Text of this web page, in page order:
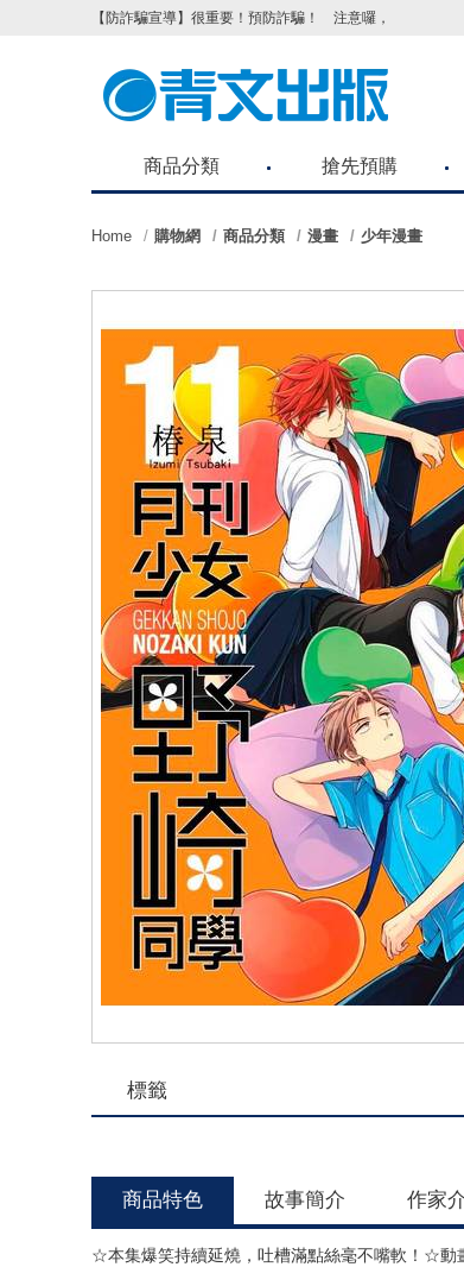
【防詐騙宣導】很重要！預防詐騙！ 注意囉，不要被騙
商品分類 搶先預購
Home 購物網 商品分類 漫畫 少年漫畫
標籤
商品特色 故事簡介 作家
☆本集爆笑持續延燒，吐槽滿點絲毫不嘴軟！☆動